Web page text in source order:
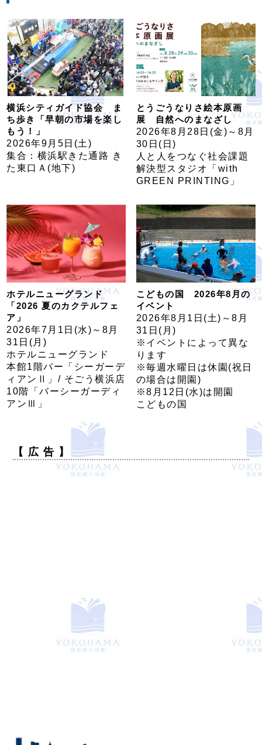
横浜シティガイド協会 ま
ち歩き「早朝の市場を楽し
もう！」
2026年9月5日(土)
集合：横浜駅きた通路 き
た東口Ａ(地下)
とうごうなりさ絵本原画
展 自然へのまなざし
2026年8月28日(金)～8月
30日(日)
人と人をつなぐ社会課題
解決型スタジオ「with
GREEN PRINTING」
ホテルニューグランド
「2026 夏のカクテルフェ
ア」
2026年7月1日(水)～8月
31日(月)
ホテルニューグランド
本館1階バー「シーガーデ
ィアンⅡ」/ そごう横浜店
10階「バーシーガーディ
アンⅢ」
こどもの国 2026年8月の
イベント
2026年8月1日(土)～8月
31日(月)
※イベントによって異な
ります
※毎週水曜日は休園(祝日
の場合は開園)
※8月12日(水)は開園
こどもの国
【 広 告 】